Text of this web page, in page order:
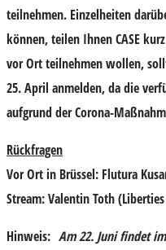
teilnehmen. Einzelheiten
können, teilen Ihnen CASE
vor Ort teilnehmen wollen,
25. April anmelden, da die
aufgrund der Corona-
Rückfragen
Vor Ort in Brüssel: Flutura
Stream: Valentin Toth
Hinweis: Am 22. Juni findet